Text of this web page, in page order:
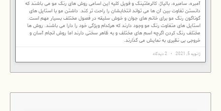
آمبره، سامبره، بالیاژ، کالرملتینگ و فویل کلیه این اسامی روش های رنگ مو می باشند که
دانستن تفاوت بین آن ها می تواند انتخابشان را راحت تر کند. داشتن مو با استایل های
گوناگون رنگ مو برای خانم های جوان و خوش سلیقه در فصول مختلف بسیار مهم است.
استایل های متفاوت رنگ مو وجود دارند که هرکدام ویژگی خود را دارا می باشند. روش ها
مختلف رنگ کردن اگرچه اسم های مختلف و به ظاهر سختی دارند اما روش انجام آسان و
خروجی بی نظیری به نمایش می گذارند.
ژانویه 5, 2021